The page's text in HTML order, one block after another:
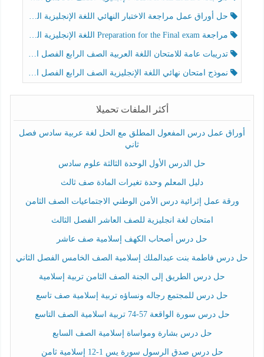
حل أوراق عمل مراجعة الاختبار النهائي اللغة الإنجليزية الصف الرابع الفصل الثالث
مراجعة Preparation for the Final exam اللغة الإنجليزية الصف الرابع الفصل الثالث
تدريبات عامة للامتحان اللغة العربية الصف الرابع الفصل الثالث
نموذج امتحان نهائي اللغة الإنجليزية الصف الرابع الفصل الثالث
أكثر الملفات تحميلا
أوراق عمل درس المفعول المطلق مع الحل لغة عربية سادس فصل
ثاني
حل الدرس الأول الوحدة الثالثة علوم سادس
دليل المعلم وحدة تغيرات المادة صف ثالث
ورقة عمل إثرائية درس الأمن الوطني الاجتماعيات الصف الثامن
امتحان لغة انجليزية للصف العاشر الفصل الثالث
حل درس أصحاب الكهف إسلامية صف عاشر
حل درس فاطمة بنت عبدالملك إسلامية الصف الخامس الفصل الثاني
حل درس الطريق إلى الجنة الصف الثامن تربية إسلامية
حل درس للمجتمع رجاله ونساؤه تربية إسلامية صف تاسع
حل درس سورة الواقعة 57-74 تربية اسلامية الصف التاسع
حل درس بشارة ومواساة إسلامية الصف السابع
حل درس صدق الرسول سورة يس 1-12 إسلامية ثامن